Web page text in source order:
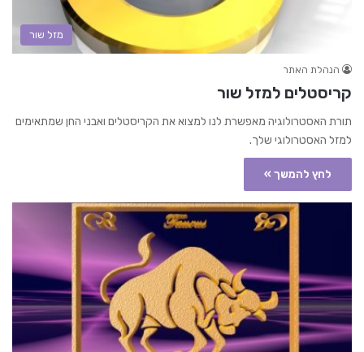
מזל שור
הנהלת האתר
קריסטלים למזל שור
תורת האסטרולוגיה מאפשרת לנו למצוא את הקריסטלים ואבני החן שמתאימים
למזל האסטרולוגי שלך.
לחץ להמשך »